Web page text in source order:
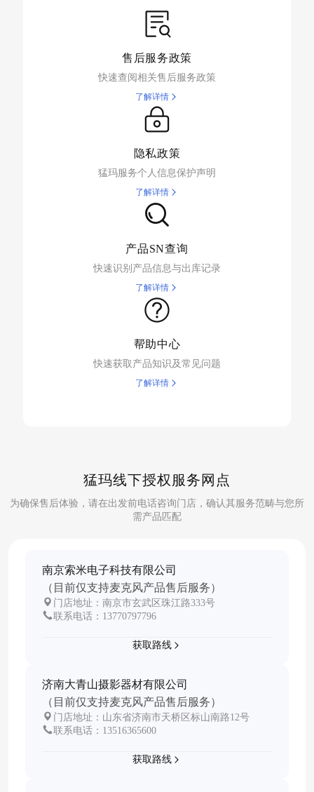
售后服务政策
快速查阅相关售后服务政策
了解详情
隐私政策
猛玛服务个人信息保护声明
了解详情
产品SN查询
快速识别产品信息与出库记录
了解详情
帮助中心
快速获取产品知识及常见问题
了解详情
猛玛线下授权服务网点
为确保售后体验，请在出发前电话咨询门店，确认其服务范畴与您所
需产品匹配
南京索米电子科技有限公司
（目前仅支持麦克风产品售后服务）
门店地址：南京市玄武区珠江路333号
联系电话：13770797796
获取路线
济南大青山摄影器材有限公司
（目前仅支持麦克风产品售后服务）
门店地址：山东省济南市天桥区标山南路12号
联系电话：13516365600
获取路线